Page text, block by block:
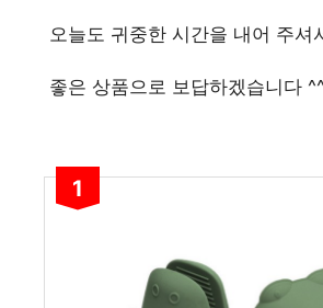
오늘도 귀중한 시간을 내어 주셔
좋은 상품으로 보답하겠습니다 ^^
1